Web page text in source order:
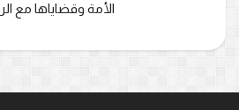
الأمة وقضاياها مع